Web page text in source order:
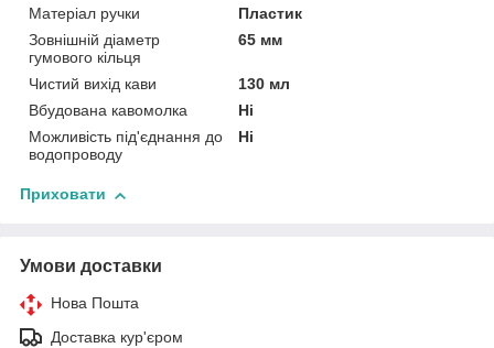
Матеріал ручки
Пластик
Зовнішній діаметр
гумового кільця
65 мм
Чистий вихід кави
130 мл
Вбудована кавомолка
Ні
Можливість під'єднання до
водопроводу
Ні
Приховати
Умови доставки
Нова Пошта
Доставка кур'єром